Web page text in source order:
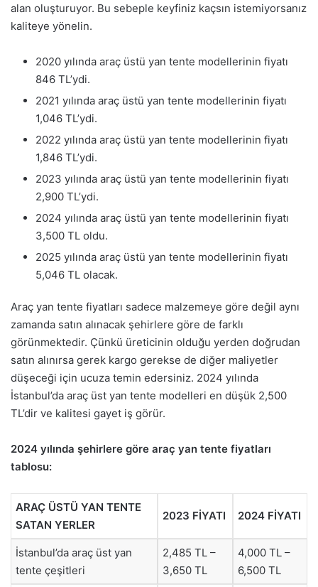
alan oluşturuyor. Bu sebeple keyfiniz kaçsın istemiyorsanız
kaliteye yönelin.
2020 yılında araç üstü yan tente modellerinin fiyatı
846 TL’ydi.
2021 yılında araç üstü yan tente modellerinin fiyatı
1,046 TL’ydi.
2022 yılında araç üstü yan tente modellerinin fiyatı
1,846 TL’ydi.
2023 yılında araç üstü yan tente modellerinin fiyatı
2,900 TL’ydi.
2024 yılında araç üstü yan tente modellerinin fiyatı
3,500 TL oldu.
2025 yılında araç üstü yan tente modellerinin fiyatı
5,046 TL olacak.
Araç yan tente fiyatları sadece malzemeye göre değil aynı
zamanda satın alınacak şehirlere göre de farklı
görünmektedir. Çünkü üreticinin olduğu yerden doğrudan
satın alınırsa gerek kargo gerekse de diğer maliyetler
düşeceği için ucuza temin edersiniz. 2024 yılında
İstanbul’da araç üst yan tente modelleri en düşük 2,500
TL’dir ve kalitesi gayet iş görür.
2024 yılında şehirlere göre araç yan tente fiyatları
tablosu:
ARAÇ ÜSTÜ YAN TENTE
SATAN YERLER
2023 FİYATI 2024 FİYATI
İstanbul’da araç üst yan
tente çeşitleri
2,485 TL –
3,650 TL
4,000 TL –
6,500 TL